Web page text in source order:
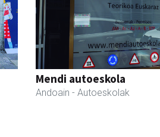
Mendi autoeskola
Andoain - Autoeskolak